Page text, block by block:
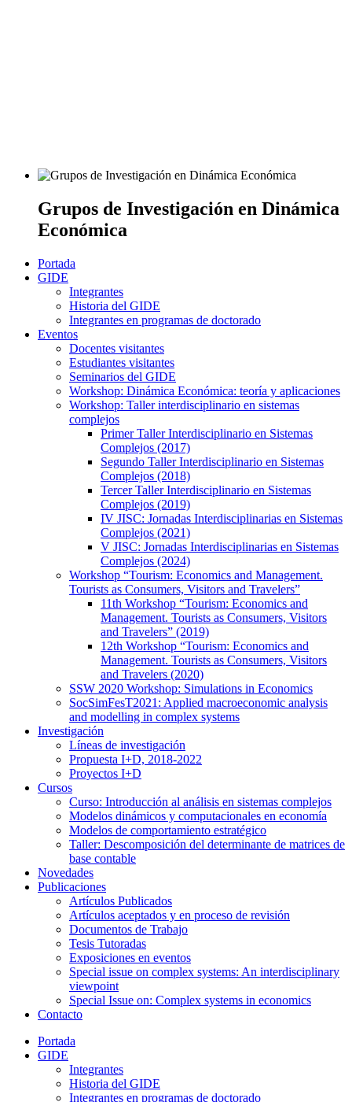
Grupos de Investigación en Dinámica
Económica
Portada
GIDE
Integrantes
Historia del GIDE
Integrantes en programas de doctorado
Eventos
Docentes visitantes
Estudiantes visitantes
Seminarios del GIDE
Workshop: Dinámica Económica: teoría y aplicaciones
Workshop: Taller interdisciplinario en sistemas
complejos
Primer Taller Interdisciplinario en Sistemas
Complejos (2017)
Segundo Taller Interdisciplinario en Sistemas
Complejos (2018)
Tercer Taller Interdisciplinario en Sistemas
Complejos (2019)
IV JISC: Jornadas Interdisciplinarias en Sistemas
Complejos (2021)
V JISC: Jornadas Interdisciplinarias en Sistemas
Complejos (2024)
Workshop “Tourism: Economics and Management.
Tourists as Consumers, Visitors and Travelers”
11th Workshop “Tourism: Economics and
Management. Tourists as Consumers, Visitors
and Travelers” (2019)
12th Workshop “Tourism: Economics and
Management. Tourists as Consumers, Visitors
and Travelers (2020)
SSW 2020 Workshop: Simulations in Economics
SocSimFesT2021: Applied macroeconomic analysis
and modelling in complex systems
Investigación
Líneas de investigación
Propuesta I+D, 2018-2022
Proyectos I+D
Cursos
Curso: Introducción al análisis en sistemas complejos
Modelos dinámicos y computacionales en economía
Modelos de comportamiento estratégico
Taller: Descomposición del determinante de matrices de
base contable
Novedades
Publicaciones
Artículos Publicados
Artículos aceptados y en proceso de revisión
Documentos de Trabajo
Tesis Tutoradas
Exposiciones en eventos
Special issue on complex systems: An interdisciplinary
viewpoint
Special Issue on: Complex systems in economics
Contacto
Portada
GIDE
Integrantes
Historia del GIDE
Integrantes en programas de doctorado